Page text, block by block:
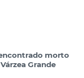
morto
Grande